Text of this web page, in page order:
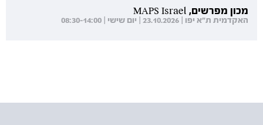
מכון מפרשים, MAPS Israel
האקדמית ת"א יפו | 23.10.2026 | יום שישי | 08:30-14:00